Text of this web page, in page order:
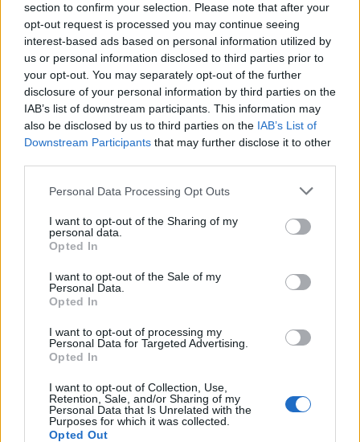
section to confirm your selection. Please note that after your
opt-out request is processed you may continue seeing
interest-based ads based on personal information utilized by
us or personal information disclosed to third parties prior to
your opt-out. You may separately opt-out of the further
disclosure of your personal information by third parties on the
IAB’s list of downstream participants. This information may
also be disclosed by us to third parties on the IAB’s List of
Downstream Participants that may further disclose it to other
Personal Data Processing Opt Outs
I want to opt-out of the Sharing of my
personal data.
Opted In
I want to opt-out of the Sale of my
Personal Data.
Opted In
I want to opt-out of processing my
Personal Data for Targeted Advertising.
Opted In
I want to opt-out of Collection, Use,
Retention, Sale, and/or Sharing of my
Personal Data that Is Unrelated with the
Purposes for which it was collected.
Opted Out